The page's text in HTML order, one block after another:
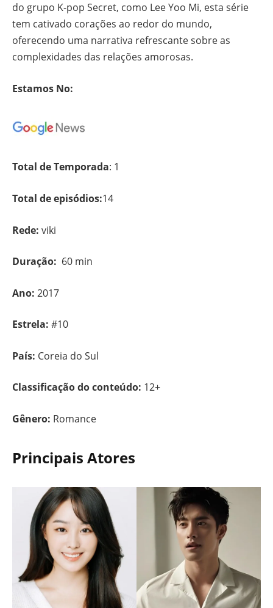
do grupo K-pop Secret, como Lee Yoo Mi, esta série
tem cativado corações ao redor do mundo,
oferecendo uma narrativa refrescante sobre as
complexidades das relações amorosas.
Estamos No:
Total de Temporada: 1
Total de episódios:14
Rede: viki
Duração: 60 min
Ano: 2017
Estrela: #10
País: Coreia do Sul
Classificação do conteúdo: 12+
Gênero: Romance
Principais Atores